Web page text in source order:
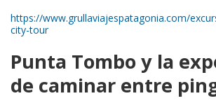
https://www.grullaviajespatagonia.com/
city-tour
Punta Tombo y la
de caminar entre